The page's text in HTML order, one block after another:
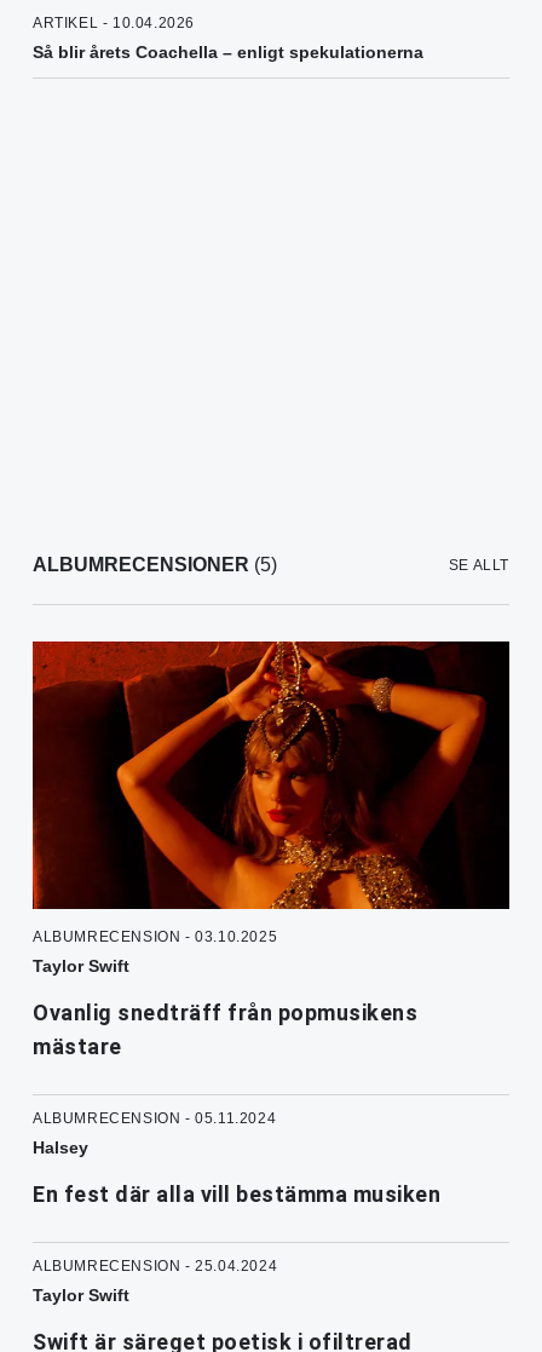
ARTIKEL - 10.04.2026
Så blir årets Coachella – enligt spekulationerna
ALBUMRECENSIONER (5) SE ALLT
ALBUMRECENSION - 03.10.2025
Taylor Swift
Ovanlig snedträff från popmusikens
mästare
ALBUMRECENSION - 05.11.2024
Halsey
En fest där alla vill bestämma musiken
ALBUMRECENSION - 25.04.2024
Taylor Swift
Swift är säreget poetisk i ofiltrerad